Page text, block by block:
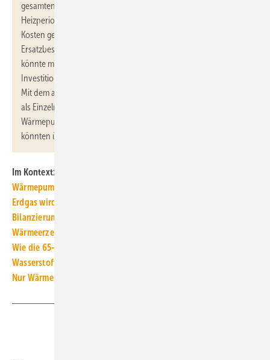
gesamten Umlagezeitraum bis Anfang April 2024 (also rund zwei
Heizperioden) haben diese Gasimporteure 34 Mrd. Euro an
Kosten geltend gemacht – 90 % der erwarteten
Ersatzbeschaffungskosten für diese Zeit. Mit diesem Betrag
könnte man die Installation von 2,1 Mio. Wärmepumpen bei
Investitionskosten von 32 000 Euro pro Anlage zu 50 % fördern.
Mit dem aktuell über die Bundesförderung für effiziente Gebäude
als Einzelmaßnahme möglichen Fördersatz für Luft/Wasser-
Wärmepumpen von 35 % inklusive Heizungs-Tausch-Bonus
könnten über 3 Mio. Wärmepumpen gefördert werden.
Im Kontext:
Wärmepumpen dominieren künftigen Wohnungsneubau
Erdgas wird noch teurer: Gasspeicherumlage und
Bilanzierungsumlage
Wärmeerzeugerabsatz ändert sich (notgedrungen) nur langsam
Wie die 65-Prozent-EE-Vorgabe wirklich 65 % EE erreicht
Wasserstoff-Heizung: Vielleicht ab 2030, vorher Wärmepumpen
Nur Wärmepumpen oder auch Wasserstoff-Heizungen?